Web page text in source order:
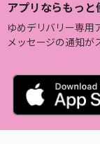
アプリならもっと
ゆめデリバリー専用
メッセージの通知が